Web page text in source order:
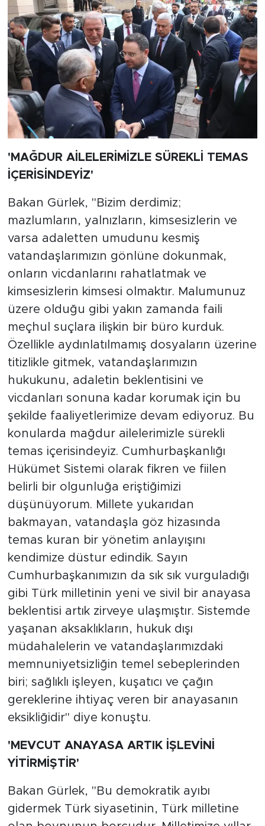
'MAĞDUR AİLELERİMİZLE SÜREKLİ TEMAS
İÇERİSİNDEYİZ'
Bakan Gürlek, "Bizim derdimiz;
mazlumların, yalnızların, kimsesizlerin ve
varsa adaletten umudunu kesmiş
vatandaşlarımızın gönlüne dokunmak,
onların vicdanlarını rahatlatmak ve
kimsesizlerin kimsesi olmaktır. Malumunuz
üzere olduğu gibi yakın zamanda faili
meçhul suçlara ilişkin bir büro kurduk.
Özellikle aydınlatılmamış dosyaların üzerine
titizlikle gitmek, vatandaşlarımızın
hukukunu, adaletin beklentisini ve
vicdanları sonuna kadar korumak için bu
şekilde faaliyetlerimize devam ediyoruz. Bu
konularda mağdur ailelerimizle sürekli
temas içerisindeyiz. Cumhurbaşkanlığı
Hükümet Sistemi olarak fikren ve fiilen
belirli bir olgunluğa eriştiğimizi
düşünüyorum. Millete yukarıdan
bakmayan, vatandaşla göz hizasında
temas kuran bir yönetim anlayışını
kendimize düstur edindik. Sayın
Cumhurbaşkanımızın da sık sık vurguladığı
gibi Türk milletinin yeni ve sivil bir anayasa
beklentisi artık zirveye ulaşmıştır. Sistemde
yaşanan aksaklıkların, hukuk dışı
müdahalelerin ve vatandaşlarımızdaki
memnuniyetsizliğin temel sebeplerinden
biri; sağlıklı işleyen, kuşatıcı ve çağın
gereklerine ihtiyaç veren bir anayasanın
eksikliğidir" diye konuştu.
'MEVCUT ANAYASA ARTIK İŞLEVİNİ
YİTİRMİŞTİR'
Bakan Gürlek, "Bu demokratik ayıbı
gidermek Türk siyasetinin, Türk milletine